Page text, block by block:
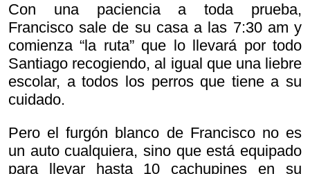
Con una paciencia a toda prueba,
Francisco sale de su casa a las 7:30 am y
comienza “la ruta” que lo llevará por todo
Santiago recogiendo, al igual que una liebre
escolar, a todos los perros que tiene a su
cuidado.
Pero el furgón blanco de Francisco no es
un auto cualquiera, sino que está equipado
para llevar hasta 10 cachupines en su